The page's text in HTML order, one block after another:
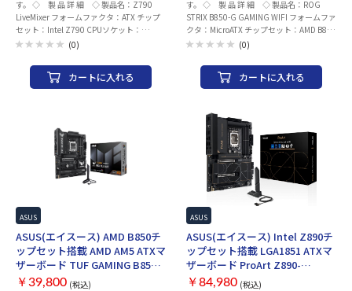
てはBIOS/UEFIアップデートが必要になる
場合がございます。
スロット動作モード/メモリ仕様など異な
る場合がございます。詳細につきましては
メーカーサポートページをご確認くださ
い。 ※CPUの世代など、組み合わせによ
る場合がございます。
す。 ◇ 製 品 詳 細 ◇ 製品名：Z790
LiveMixer フォームファクタ：ATX チップ
セット：Intel Z790 CPUソケット：
LGA1700 メモリ ・規格：DDR5 (最大
容量：192GB 拡張スロット ・PCI-
Express 5.0 x 16 スロット× 1 ・PCI-
Express 4.0 x 4 スロット× 4 ・PCI-
有線LAN：2.5 ギガビット LAN
10/100/1000/2500 Mb/s ワイヤレス：-
Bluetooth：- USBインターフェース リア
・USB Type-C ポート ×2 ・USB3.0 Aポー
ト ×6 ・USB2.0 Aポート ×6 フロント ・
×2 ・USB2.0 Aポート ×2 映像出力(CPU
グラフィック内蔵の場合) ・DisplayPort
×1 ・HDMI ×1 オーディオ：7.1 チャンネ
ル HD オーディオ (Realtek ALC897 オーデ
ィオコーデック) LED：Polychrome Sync
付属品 ・ユーザーマニュアル/クイックス
タートガイド ・SATAケーブル ×2 ・WIFI
(0)
カートに入れる
す。 ◇ 製 品 詳 細 ◇ 製品名：ROG
STRIX B850-G GAMING WIFI フォームファ
クタ：MicroATX チップセット：AMD B850
CPUソケット：AMD AM5 メモリ ・規格：
数：4 ・最大容量：256GB 拡張スロット
・PCI-Express 5.0 x 16 スロット× 1
(Ryzen 9000/7000シリーズ搭載時) ・PCI-
Express 4.0 x 4 スロット× なし ・PCI-
Express 4.0 x 1 スロット× なし ストレー
ジ ・M.2× 4 ・SATA× 2 ネットワーク 有
線LAN：Intel 2.5Gb Ethernet ワイヤレ
ス：2x2 Wi-Fi 7 (802.11be) Bluetooth：
v5.4 USBインターフェース リア ・USB
Type-C ポート ×2 ・USB3.0 Aポート ×6
・USB2.0 Aポート ×2 フロント(内部コネ
クタ) ・USB Type-C コネクタ ×1 ・
USB3.0 ヘッダー ×1 ・USB2.0 ヘッダー
×2 映像出力(CPUグラフィック内蔵の場
合) ・DisplayPort ×1 ・HDMI ×1 オーデ
ィオ：Realtek ALC1220P 7.1 サラウンド
HDオーディオコーデック LED：Aura Sync
(0)
カートに入れる
ASUS
ASUS(エイスース) AMD B850チ
ップセット搭載 AMD AM5 ATXマ
ザーボード TUF GAMING B850-
PLUS WIFI
￥39,800 (税込)
ASUS
ASUS(エイスース) Intel Z890チ
ップセット搭載 LGA1851 ATXマ
ザーボード ProArt Z890-
CREATOR WIFI
￥84,980 (税込)